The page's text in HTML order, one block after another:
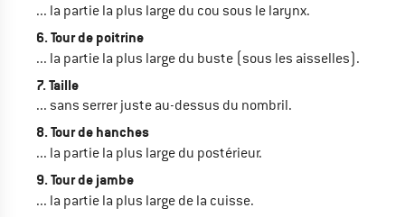
... la partie la plus large du cou sous le larynx.
6. Tour de poitrine
... la partie la plus large du buste (sous les aisselles).
7. Taille
... sans serrer juste au-dessus du nombril.
8. Tour de hanches
... la partie la plus large du postérieur.
9. Tour de jambe
... la partie la plus large de la cuisse.